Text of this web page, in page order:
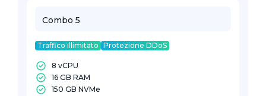
Combo 5
Traffico illimitato Protezione DDoS
8 vCPU
16 GB RAM
150 GB NVMe